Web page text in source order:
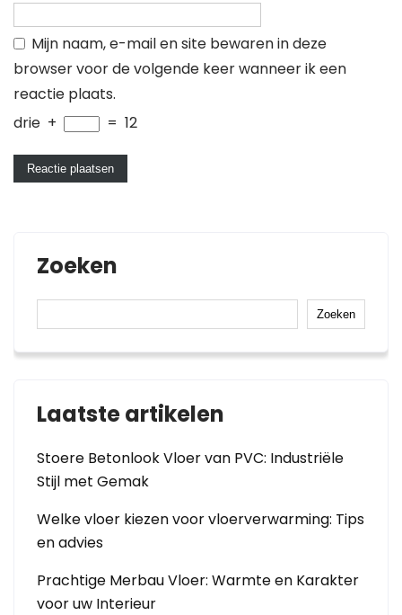
Mijn naam, e-mail en site bewaren in deze
browser voor de volgende keer wanneer ik een
reactie plaats.
drie + = 12
Zoeken
Zoeken
Laatste artikelen
Stoere Betonlook Vloer van PVC: Industriële
Stijl met Gemak
Welke vloer kiezen voor vloerverwarming: Tips
en advies
Prachtige Merbau Vloer: Warmte en Karakter
voor uw Interieur